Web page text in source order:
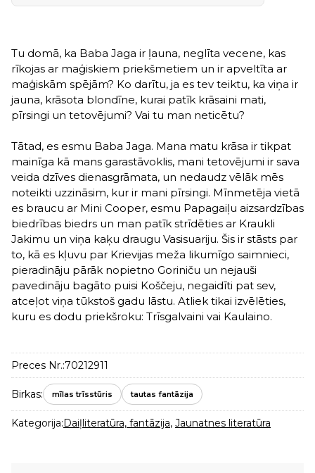
Tu domā, ka Baba Jaga ir ļauna, neglīta vecene, kas
rīkojas ar maģiskiem priekšmetiem un ir apveltīta ar
maģiskām spējām? Ko darītu, ja es tev teiktu, ka viņa ir
jauna, krāsota blondīne, kurai patīk krāsaini mati,
pīrsingi un tetovējumi? Vai tu man neticētu?
Tātad, es esmu Baba Jaga. Mana matu krāsa ir tikpat
mainīga kā mans garastāvoklis, mani tetovējumi ir sava
veida dzīves dienasgrāmata, un nedaudz vēlāk mēs
noteikti uzzināsim, kur ir mani pīrsingi. Mīnmetēja vietā
es braucu ar Mini Cooper, esmu Papagaiļu aizsardzības
biedrības biedrs un man patīk strīdēties ar Kraukli
Jakimu un viņa kaķu draugu Vasisuariju. Šis ir stāsts par
to, kā es kļuvu par Krievijas meža likumīgo saimnieci,
pieradināju pārāk nopietno Goriniču un nejauši
pavedināju bagāto puisi Koščeju, negaidīti pat sev,
atceļot viņa tūkstoš gadu lāstu. Atliek tikai izvēlēties,
kuru es dodu priekšroku: Trīsgalvaini vai Kaulaino.
Preces Nr.:70212911
Birkas: mīlas trīsstūris tautas fantāzija
Kategorija:Daiļliteratūra, fantāzija, Jaunatnes literatūra